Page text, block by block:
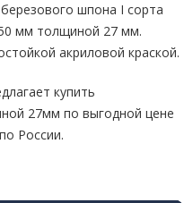
шпона I сорта
мм толщиной 27 мм.
акриловой краской.
купить
27мм по выгодной цене
России.